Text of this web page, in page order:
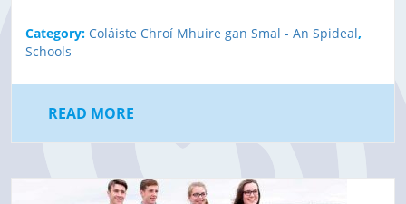
Category: Coláiste Chroí Mhuire gan Smal - An Spideal,
Schools
READ MORE